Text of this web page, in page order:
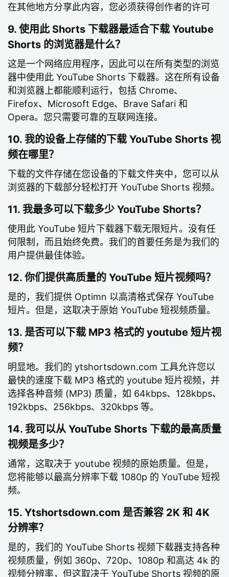
在其他地方分享此内容，您必须获得创作者的许可
9. 使用此 Shorts 下载器最适合下载 Youtube
Shorts 的浏览器是什么？
这是一个网络应用程序，因此可以在所有类型的浏览
器中使用此 YouTube Shorts 下载器。这在所有设备
和浏览器上都能顺利运行，包括 Chrome、
Firefox、Microsoft Edge、Brave Safari 和
Opera。您只需要可靠的互联网连接。
10. 我的设备上存储的下载 YouTube Shorts 视
频在哪里？
下载的文件存储在您设备的下载文件夹中，您可以从
浏览器的下载部分轻松打开 YouTube Shorts 视频。
11. 我最多可以下载多少 YouTube Shorts？
使用此 YouTube 短片下载器下载无限短片。没有任
何限制，而且始终免费。我们的首要任务是为我们的
用户提供最佳体验。
12. 你们提供高质量的 YouTube 短片视频吗？
是的，我们提供 Optimn 以高清格式保存 YouTube
短片。但是，这取决于原始 YouTube 短视频质量。
13. 是否可以下载 MP3 格式的 youtube 短片视
频？
明显地。我们的 ytshortsdown.com 工具允许您以
最快的速度下载 MP3 格式的 youtube 短片视频，并
选择各种音频 (MP3) 质量，如 64kbps、128kbps、
192kbps、256kbps、320kbps 等。
14. 我可以从 YouTube Shorts 下载的最高质量
视频是多少？
通常，这取决于 youtube 视频的原始质量。但是，
您将能够以最高分辨率下载 1080p 的 YouTube 短视
频。
15. Ytshortsdown.com 是否兼容 2K 和 4K
分辨率？
是的，我们的 YouTube Shorts 视频下载器支持各种
视频质量，例如 360p、720p、1080p 和高达 4k 的
视频分辨率，但这取决于 YouTube Shorts 视频的原